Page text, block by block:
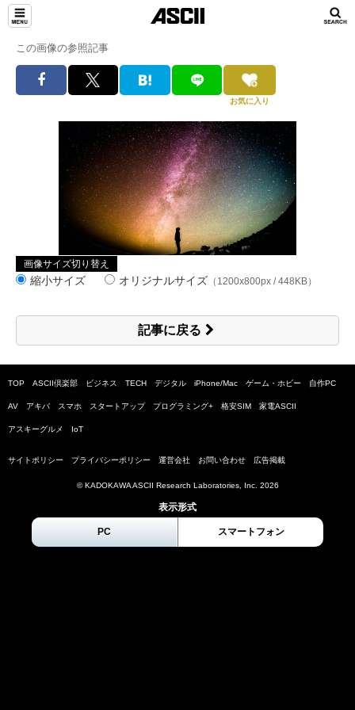
この画像の参照記事
お気に入り
画像サイズ切り替え
縮小サイズ オリジナルサイズ （1200x800px / 448KB）
記事に戻る
TOP ASCII倶楽部 ビジネス TECH デジタル iPhone/Mac ゲーム・ホビー 自作PC
AV アキバ スマホ スタートアップ プログラミング+ 格安SIM 家電ASCII
アスキーグルメ IoT
サイトポリシー プライバシーポリシー 運営会社 お問い合わせ 広告掲載
© KADOKAWA ASCII Research Laboratories, Inc. 2026
表示形式
PC スマートフォン